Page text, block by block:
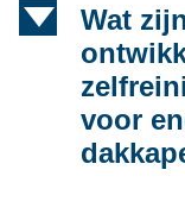
d
Wat
voor